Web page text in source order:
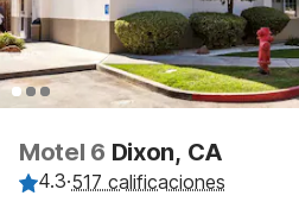
Motel 6 Dixon, CA
4.3·517 calificaciones